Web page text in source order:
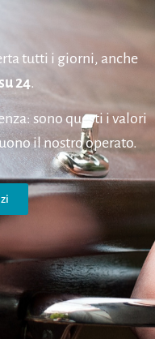
tutti i giorni, anche
24.
sono questi i valori
il nostro operato.